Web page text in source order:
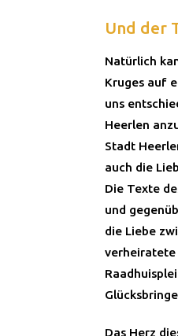
Und der
Natürlich
Kruges auf
uns
Heerlen
Stadt
auch die
Die Texte
und
die Liebe
verheiratete
Das Herz